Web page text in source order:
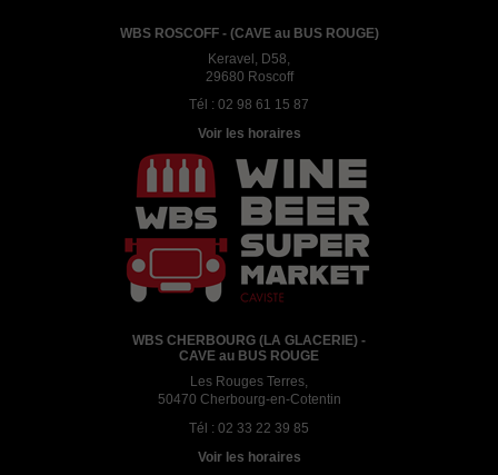
WBS ROSCOFF - (CAVE au BUS ROUGE)
Keravel, D58,
29680 Roscoff
Tél : 02 98 61 15 87
Voir les horaires
WBS CHERBOURG (LA GLACERIE) -
CAVE au BUS ROUGE
Les Rouges Terres,
50470 Cherbourg-en-Cotentin
Tél : 02 33 22 39 85
Voir les horaires